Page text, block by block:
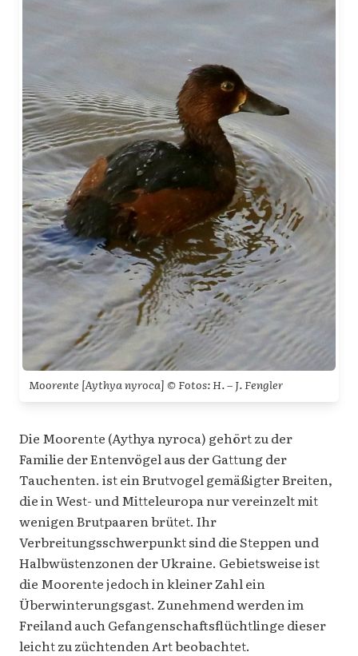
Moorente [Aythya nyroca] © Fotos: H. – J. Fengler
Die Moorente (Aythya nyroca) gehört zu der
Familie der Entenvögel aus der Gattung der
Tauchenten. ist ein Brutvogel gemäßigter Breiten,
die in West- und Mitteleuropa nur vereinzelt mit
wenigen Brutpaaren brütet. Ihr
Verbreitungsschwerpunkt sind die Steppen und
Halbwüstenzonen der Ukraine. Gebietsweise ist
die Moorente jedoch in kleiner Zahl ein
Überwinterungsgast. Zunehmend werden im
Freiland auch Gefangenschaftsflüchtlinge dieser
leicht zu züchtenden Art beobachtet.